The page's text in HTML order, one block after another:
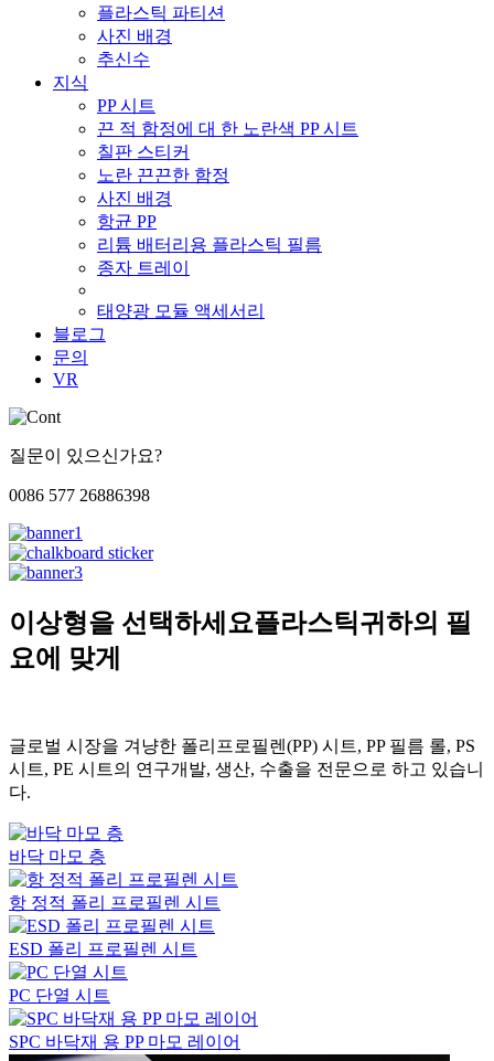
플라스틱 파티션
사진 배경
추신수
지식
PP 시트
끈 적 함정에 대 한 노란색 PP 시트
칠판 스티커
노란 끈끈한 함정
사진 배경
항균 PP
리튬 배터리용 플라스틱 필름
종자 트레이
태양광 모듈 액세서리
블로그
문의
VR
질문이 있으신가요?
0086 577 26886398
이상형을 선택하세요플라스틱귀하의 필
요에 맞게
글로벌 시장을 겨냥한 폴리프로필렌(PP) 시트, PP 필름 롤, PS
시트, PE 시트의 연구개발, 생산, 수출을 전문으로 하고 있습니
다.
바닥 마모 층
항 정적 폴리 프로필렌 시트
ESD 폴리 프로필렌 시트
PC 단열 시트
SPC 바닥재 용 PP 마모 레이어